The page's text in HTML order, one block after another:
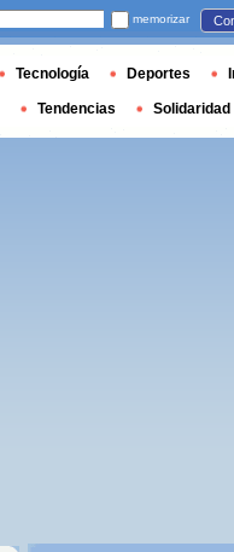
memorizar
Tecnología Deportes
Tendencias Solidaridad